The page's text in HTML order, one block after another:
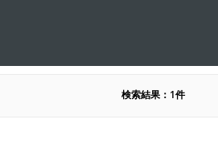
検索結果：1件